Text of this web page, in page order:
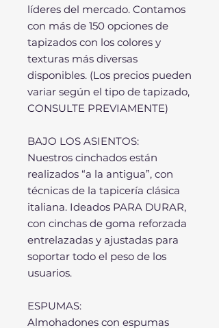
líderes del mercado. Contamos
con más de 150 opciones de
tapizados con los colores y
texturas más diversas
disponibles. (Los precios pueden
variar según el tipo de tapizado,
CONSULTE PREVIAMENTE)
BAJO LOS ASIENTOS:
Nuestros cinchados están
realizados “a la antigua”, con
técnicas de la tapicería clásica
italiana. Ideados PARA DURAR,
con cinchas de goma reforzada
entrelazadas y ajustadas para
soportar todo el peso de los
usuarios.
ESPUMAS:
Almohadones con espumas